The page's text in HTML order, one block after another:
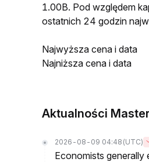
1.00B. Pod względem
ostatnich 24 godzin
Najwyższa cena i data
Najniższa cena i data
Aktualności
2026-08-09 04:48 (UTC)
Economists generally